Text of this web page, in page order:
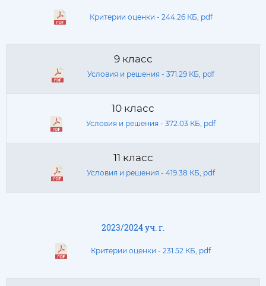
Критерии оценки - 244.26 КБ, pdf
9 класс
Условия и решения - 371.29 КБ, pdf
10 класс
Условия и решения - 372.03 КБ, pdf
11 класс
Условия и решения - 419.38 КБ, pdf
2023/2024 уч. г.
Критерии оценки - 231.52 КБ, pdf